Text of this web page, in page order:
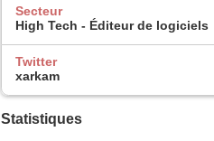
Secteur
High Tech - Éditeur de logiciels
Twitter
xarkam
Statistiques